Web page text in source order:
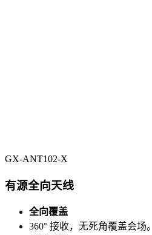
GX-ANT102-X
有源全向天线
全向覆盖
360° 接收，无死角覆盖会场。